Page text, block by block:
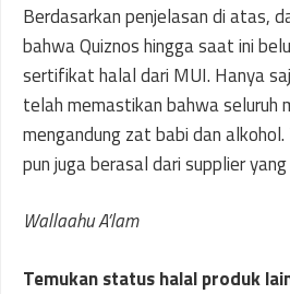
Berdasarkan penjelasan di atas,
bahwa Quiznos hingga saat ini
sertifikat halal dari MUI. Hanya
telah memastikan bahwa seluruh
mengandung zat babi dan
pun juga berasal dari supplier
Wallaahu A’lam
Temukan status halal produk